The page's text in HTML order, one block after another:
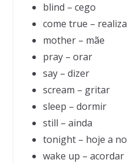
blind – cego
come true –
mother – mãe
pray – orar
say – dizer
scream – gritar
sleep – dormir
still – ainda
tonight – hoje a
wake up – acordar